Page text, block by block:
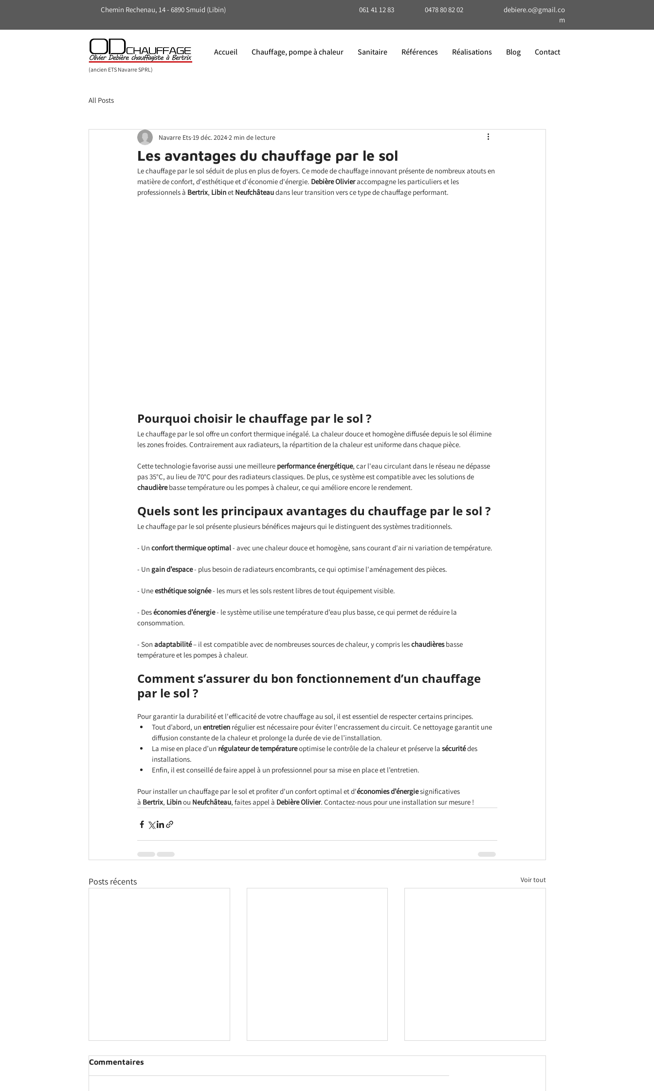
Chemin Rechenau, 14 - 6890 Smuid (Libin) 061 41 12 83 0478 80 82 02
debiere.o@gmail.co
m
Accueil Chauffage, pompe à chaleur Sanitaire Références Réalisations Blog Contact
(ancien ETS Navarre SPRL)
All Posts
Les avantages du chauffage par le sol
Navarre Ets 19 déc. 20242 min de lecture
Le chauffage par le sol séduit de plus en plus de foyers. Ce mode de chauffage innovant présente de nombreux atouts en
matière de confort, d'esthétique et d'économie d'énergie. Debière Olivier accompagne les particuliers et les
professionnels à Bertrix, Libin et Neufchâteau dans leur transition vers ce type de chauffage performant.
Pourquoi choisir le chauffage par le sol ?
Le chauffage par le sol offre un confort thermique inégalé. La chaleur douce et homogène diffusée depuis le sol élimine
les zones froides. Contrairement aux radiateurs, la répartition de la chaleur est uniforme dans chaque pièce.
Cette technologie favorise aussi une meilleure performance énergétique, car l'eau circulant dans le réseau ne dépasse
pas 35°C, au lieu de 70°C pour des radiateurs classiques. De plus, ce système est compatible avec les solutions de
chaudière basse température ou les pompes à chaleur, ce qui améliore encore le rendement.
Quels sont les principaux avantages du chauffage par le sol ?
Le chauffage par le sol présente plusieurs bénéfices majeurs qui le distinguent des systèmes traditionnels.
- Un confort thermique optimal - avec une chaleur douce et homogène, sans courant d'air ni variation de température.
- Un gain d’espace - plus besoin de radiateurs encombrants, ce qui optimise l'aménagement des pièces.
- Une esthétique soignée - les murs et les sols restent libres de tout équipement visible.
- Des économies d’énergie - le système utilise une température d’eau plus basse, ce qui permet de réduire la
consommation.
- Son adaptabilité – il est compatible avec de nombreuses sources de chaleur, y compris les chaudières basse
température et les pompes à chaleur.
Comment s’assurer du bon fonctionnement d’un chauffage
par le sol ?
Pour garantir la durabilité et l'efficacité de votre chauffage au sol, il est essentiel de respecter certains principes.
Tout d’abord, un entretien régulier est nécessaire pour éviter l'encrassement du circuit. Ce nettoyage garantit une
diffusion constante de la chaleur et prolonge la durée de vie de l’installation.
La mise en place d’un régulateur de température optimise le contrôle de la chaleur et préserve la sécurité des
installations.
Enfin, il est conseillé de faire appel à un professionnel pour sa mise en place et l’entretien.
Pour installer un chauffage par le sol et profiter d'un confort optimal et d'économies d’énergie significatives
à Bertrix, Libin ou Neufchâteau, faites appel à Debière Olivier. Contactez-nous pour une installation sur mesure !
Posts récents Voir tout
Commentaires